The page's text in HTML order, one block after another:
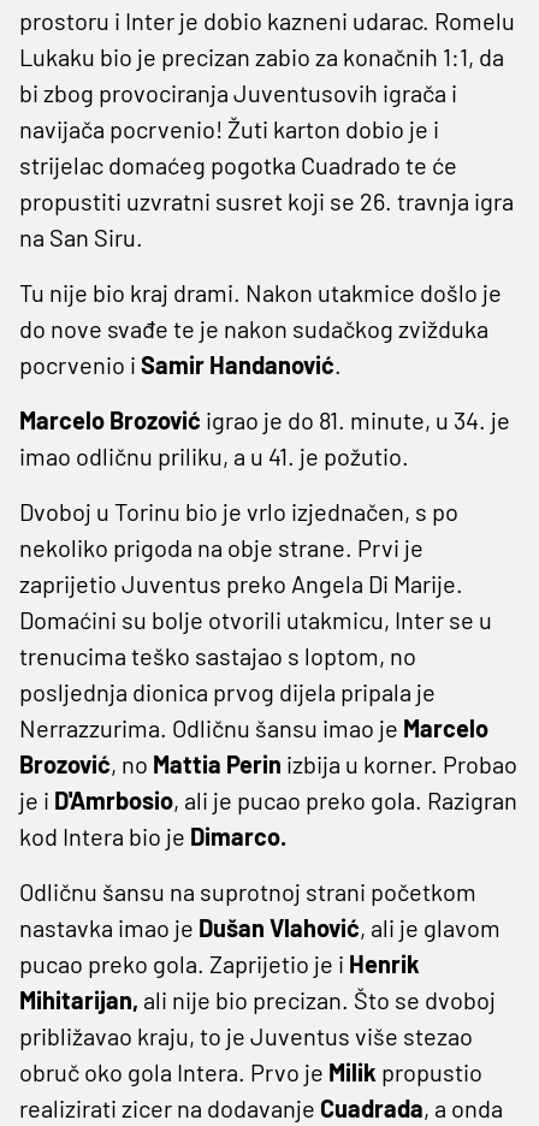
prostoru i Inter je dobio kazneni udarac. Romelu
Lukaku bio je precizan zabio za konačnih 1:1, da
bi zbog provociranja Juventusovih igrača i
navijača pocrvenio! Žuti karton dobio je i
strijelac domaćeg pogotka Cuadrado te će
propustiti uzvratni susret koji se 26. travnja igra
na San Siru.
Tu nije bio kraj drami. Nakon utakmice došlo je
do nove svađe te je nakon sudačkog zvižduka
pocrvenio i Samir Handanović.
Marcelo Brozović igrao je do 81. minute, u 34. je
imao odličnu priliku, a u 41. je požutio.
Dvoboj u Torinu bio je vrlo izjednačen, s po
nekoliko prigoda na obje strane. Prvi je
zaprijetio Juventus preko Angela Di Marije.
Domaćini su bolje otvorili utakmicu, Inter se u
trenucima teško sastajao s loptom, no
posljednja dionica prvog dijela pripala je
Nerrazzurima. Odličnu šansu imao je Marcelo
Brozović, no Mattia Perin izbija u korner. Probao
je i D'Amrbosio, ali je pucao preko gola. Razigran
kod Intera bio je Dimarco.
Odličnu šansu na suprotnoj strani početkom
nastavka imao je Dušan Vlahović, ali je glavom
pucao preko gola. Zaprijetio je i Henrik
Mihitarijan, ali nije bio precizan. Što se dvoboj
približavao kraju, to je Juventus više stezao
obruč oko gola Intera. Prvo je Milik propustio
realizirati zicer na dodavanje Cuadrada, a onda